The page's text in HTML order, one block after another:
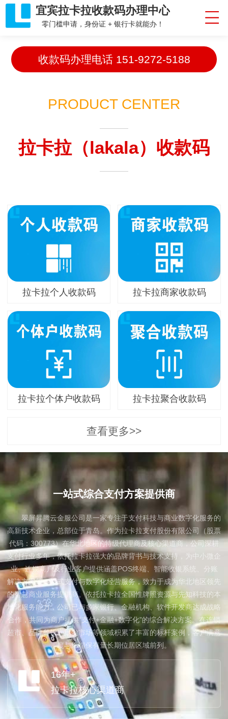
宜宾拉卡拉收款码办理中心
零门槛申请，身份证 + 银行卡就能办！
收款码办理电话 151-9272-5188
PRODUCT CENTER
拉卡拉（lakala）收款码
拉卡拉个人收款码 拉卡拉商家收款码
拉卡拉个体户收款码 拉卡拉聚合收款码
查看更多>>
About us
一站式综合支付方案提供商
翠屏昇腾云金服公司是一家专注于支付科技与商业数字化服务的
高新技术企业，总部位于青岛。作为拉卡拉支付股份有限公司（股票
代码：300773）在华北地区的特级代理商及核心渠道商，公司深耕
支付行业多年，依托拉卡拉强大的品牌背书与技术支持，为中小微企
业、连锁商户及行业客户提供涵盖POS终端、智能收银系统、分账
解决方案等一站式支付与数字化经营服务，致力于成为华北地区领先
的智慧商业服务提供商。依托拉卡拉全国性牌照资源与先知科技的本
地化服务能力，公司已与多家银行、金融机构、软件开发商达成战略
合作，共同为商户提供“支付+金融+数字化”的综合解决方案。在连锁
超市、品牌餐饮、批发市场等领域积累了丰富的标杆案例，客户满意
度与终端保有量长期位居区域前列。
16年+
拉卡拉核心渠道商